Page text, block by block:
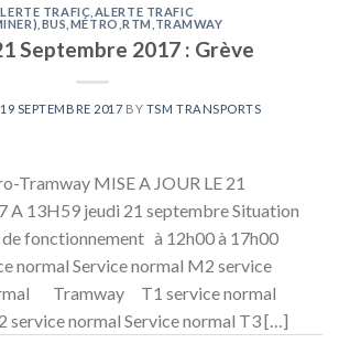
TRAFIC ALERTE TRAFIC
BUS MÉTRO ,RTM TRAMWAY
Septembre 2017 : Grève
19 SEPTEMBRE 2017 BY TSM TRANSPORTS
Tramway MISE A JOUR LE 21
A 13H59 jeudi 21 septembre Situation
de fonctionnement à 12h00 à 17h00
Service normal M2 service
Tramway T1 service normal
service normal Service normal T3 […]